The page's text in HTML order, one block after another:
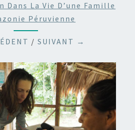
Dans La Vie D’une Famille
Péruvienne
/ SUIVANT →